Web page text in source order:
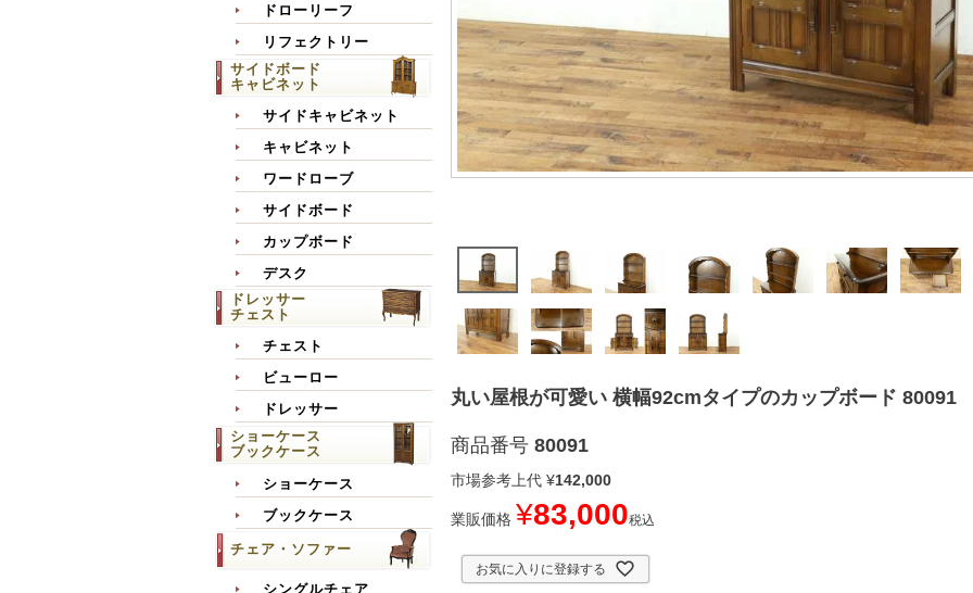
ドローリーフ
リフェクトリー
サイドボード
キャビネット
サイドキャビネット
キャビネット
ワードローブ
サイドボード
カップボード
デスク
ドレッサー
チェスト
チェスト
ビューロー
ドレッサー
ショーケース
ブックケース
ショーケース
ブックケース
チェア・ソファー
シングルチェア
丸い屋根が可愛い 横幅92cmタイプのカップボード 80091
商品番号 80091
市場参考上代 ¥142,000
業販価格 ¥83,000税込
お気に入りに登録する